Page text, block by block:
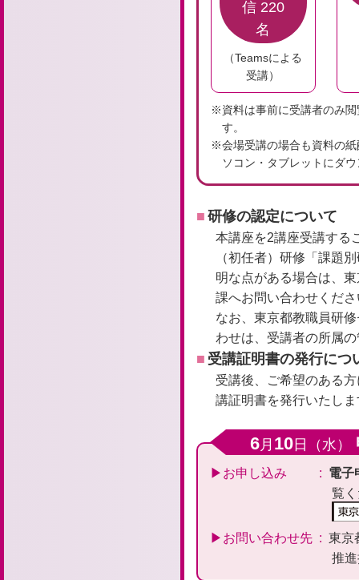
信 220
名
（Teamsによる
受講）
※資料は事前に受講者のみ
す。
※会場受講の場合も資料の
ソコン・タブレットにダ
研修の認定について
本講座を2講座受講する
（初任者）研修「課題
明な点がある場合は、
課へお問い合わせくだ
なお、東京都教職員研
わせは、受講者の所属
受講証明書の発行につ
受講後、ご希望のある
講証明書を発行いたし
6月 10 日（水）
お申し込み
電子
覧
お問い合わせ先
東京
推